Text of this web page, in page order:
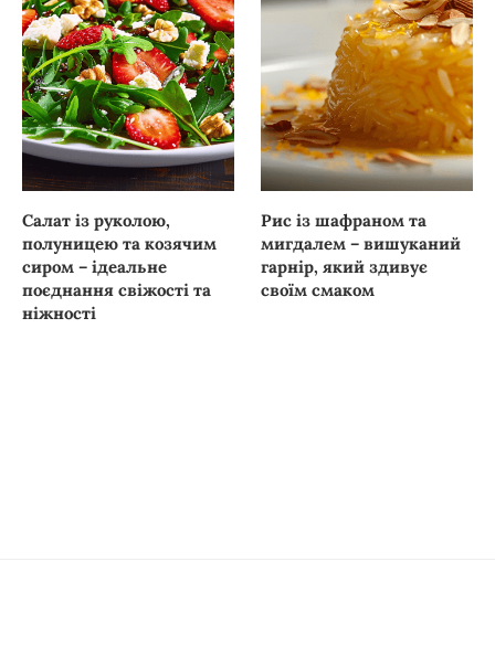
Салат із руколою,
полуницею та козячим
сиром – ідеальне
поєднання свіжості та
ніжності
Рис із шафраном та
мигдалем – вишуканий
гарнір, який здивує
своїм смаком